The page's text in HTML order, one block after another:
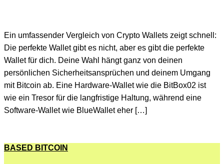
Ein umfassender Vergleich von Crypto Wallets zeigt schnell:
Die perfekte Wallet gibt es nicht, aber es gibt die perfekte
Wallet für dich. Deine Wahl hängt ganz von deinen
persönlichen Sicherheitsansprüchen und deinem Umgang
mit Bitcoin ab. Eine Hardware-Wallet wie die BitBox02 ist
wie ein Tresor für die langfristige Haltung, während eine
Software-Wallet wie BlueWallet eher […]
BASED BITCOIN